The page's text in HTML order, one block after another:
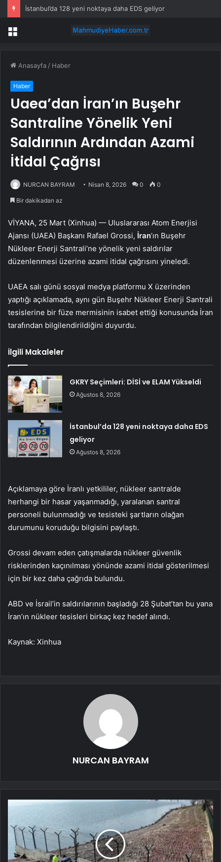
İstanbul’da 128 yeni noktaya daha EDS geliyor
Menü
Anasayfa / Haber
Haber
Uaea’dan İran’ın Buşehr
Santraline Yönelik Yeni
Saldırının Ardından Azami
İtidal Çağrısı
NURCAN BAYRAM Nisan 8, 2026 0 0
Bir dakikadan az
VİYANA, 25 Mart (Xinhua) — Uluslararası Atom Enerjisi
Ajansı (UAEA) Başkanı Rafael Grossi, İran‘ın Buşehr
Nükleer Enerji Santrali’ne yönelik yeni saldırılar
düzenlenmesi üzerine azami itidal çağrısını yineledi.
UAEA salı günü sosyal medya platformu X üzerinden
yaptığı açıklamada, aynı gün Buşehr Nükleer Enerji Santrali
tesislerine bir füze mermisinin isabet ettiği konusunda İran
tarafından bilgilendirildiğini duyurdu.
İlgili Makaleler
GKRY Seçimleri: DİSİ ve ELAM Yükseldi
Ağustos 8, 2026
İstanbul’da 128 yeni noktaya daha EDS
geliyor
Ağustos 8, 2026
Açıklamaya göre İranlı yetkililer, nükleer santralde
herhangi bir hasar yaşanmadığı, yaralanan santral
personeli bulunmadığı ve tesisteki şartların olağan
durumunu koruduğu bilgisini paylaştı.
Grossi devam eden çatışmalarda nükleer güvenlik
risklerinden kaçınılması yönünde azami itidal gösterilmesi
için bir kez daha çağrıda bulundu.
ABD ve İsrail’in saldırılarının başladığı 28 Şubat’tan bu yana
İran’ın nükleer tesisleri birkaç kez hedef alındı.
Kaynak: Xinhua
NURCAN BAYRAM